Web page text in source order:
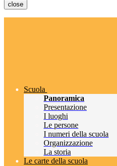
close
Scuola
Panoramica
Presentazione
I luoghi
Le persone
I numeri della scuola
Organizzazione
La storia
Le carte della scuola